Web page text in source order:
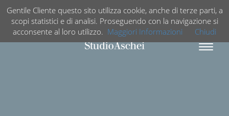
Gentile Cliente questo sito utilizza cookie, anche di terze parti, a
scopi statistici e di analisi. Proseguendo con la navigazione si
acconsente al loro utilizzo. Maggiori Informazioni Chiudi